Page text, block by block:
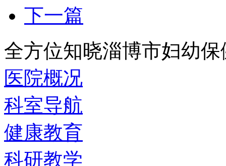
下一篇
全方位知晓淄博市妇幼
医院概况
科室导航
健康教育
科研教学